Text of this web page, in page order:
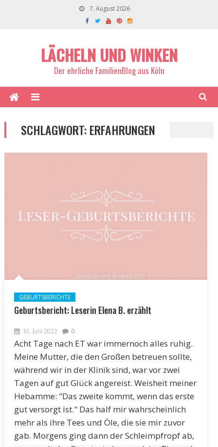
7. August 2026
LÄCHELN UND WINKEN
Der ehrliche FamilienBlog aus Köln
SCHLAGWORT:ERFAHRUNGEN
GEBURTSBERICHTE
Geburtsbericht: Leserin Elena B. erzählt
10. Juni 2022 0
Acht Tage nach ET war immernoch alles ruhig.
Meine Mutter, die den Großen betreuen sollte,
während wir in der Klinik sind, war vor zwei
Tagen auf gut Glück angereist. Weisheit meiner
Hebamme: "Das zweite kommt, wenn das erste
gut versorgt ist." Das half mir wahrscheinlich
mehr als ihre Tees und Öle, die sie mir zuvor
gab. Morgens ging dann der Schleimpfropf ab,